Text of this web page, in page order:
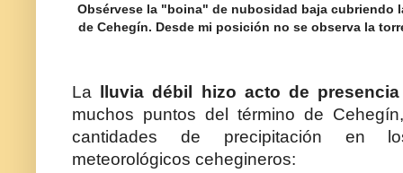
Obsérvese la "boina" de nubosidad baja cubriendo
de Cehegín. Desde mi posición no se observa la
La lluvia débil hizo acto de
muchos puntos del término de
cantidades de precipitación en
meteorológicos cehegineros: